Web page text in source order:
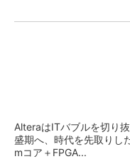
AlteraはITバブルを切り
盛期へ、時代を先取りし
mコア＋FPGA...